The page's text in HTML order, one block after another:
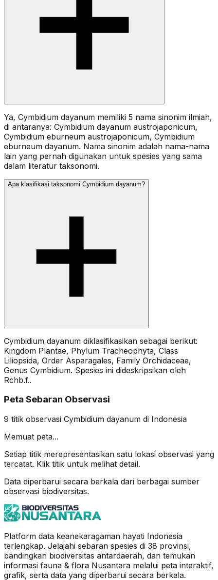
Ya, Cymbidium dayanum memiliki 5 nama sinonim ilmiah,
di antaranya: Cymbidium dayanum austrojaponicum,
Cymbidium eburneum austrojaponicum, Cymbidium
eburneum dayanum. Nama sinonim adalah nama-nama
lain yang pernah digunakan untuk spesies yang sama
dalam literatur taksonomi.
Apa klasifikasi taksonomi Cymbidium dayanum?
Cymbidium dayanum diklasifikasikan sebagai berikut:
Kingdom Plantae, Phylum Tracheophyta, Class
Liliopsida, Order Asparagales, Family Orchidaceae,
Genus Cymbidium. Spesies ini dideskripsikan oleh
Rchb.f..
Peta Sebaran Observasi
9 titik observasi Cymbidium dayanum di Indonesia
Memuat peta...
Setiap titik merepresentasikan satu lokasi observasi yang
tercatat. Klik titik untuk melihat detail.
Data diperbarui secara berkala dari berbagai sumber
observasi biodiversitas.
Platform data keanekaragaman hayati Indonesia
terlengkap. Jelajahi sebaran spesies di 38 provinsi,
bandingkan biodiversitas antardaerah, dan temukan
informasi fauna & flora Nusantara melalui peta interaktif,
grafik, serta data yang diperbarui secara berkala.